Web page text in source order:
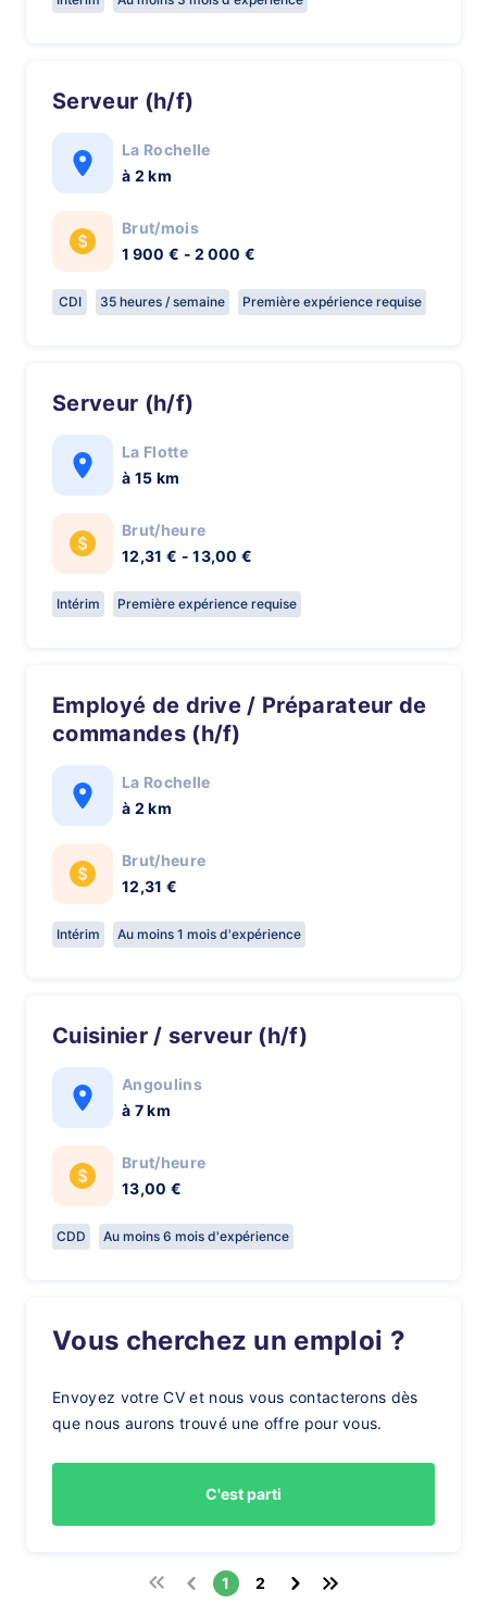
Serveur (h/f)
La Rochelle
à 2 km
Brut/mois
1 900 € - 2 000 €
CDI 35 heures / semaine Première expérience requise
Serveur (h/f)
La Flotte
à 15 km
Brut/heure
12,31 € - 13,00 €
Intérim Première expérience requise
Employé de drive / Préparateur de
commandes (h/f)
La Rochelle
à 2 km
Brut/heure
12,31 €
Intérim Au moins 1 mois d'expérience
Cuisinier / serveur (h/f)
Angoulins
à 7 km
Brut/heure
13,00 €
CDD Au moins 6 mois d'expérience
Vous cherchez un emploi ?
Envoyez votre CV et nous vous contacterons dès
que nous aurons trouvé une offre pour vous.
C'est parti
1 2